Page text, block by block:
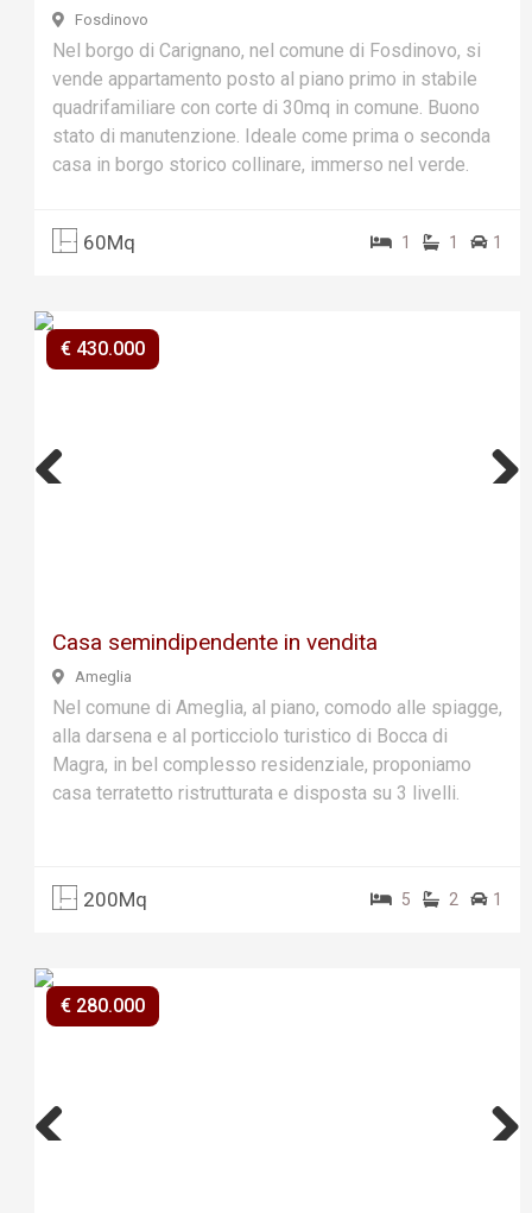
Fosdinovo
Nel borgo di Carignano, nel comune di Fosdinovo, si
vende appartamento posto al piano primo in stabile
quadrifamiliare con corte di 30mq in comune. Buono
stato di manutenzione. Ideale come prima o seconda
casa in borgo storico collinare, immerso nel verde.
60Mq 1 1 1
€ 430.000
Casa semindipendente in vendita
Ameglia
Nel comune di Ameglia, al piano, comodo alle spiagge,
alla darsena e al porticciolo turistico di Bocca di
Magra, in bel complesso residenziale, proponiamo
casa terratetto ristrutturata e disposta su 3 livelli.
200Mq 5 2 1
€ 280.000